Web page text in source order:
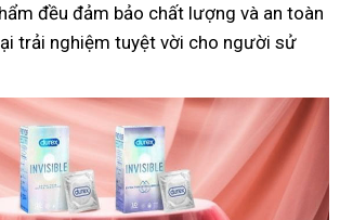
đều đảm bảo chất lượng và an toàn
trải nghiệm tuyệt vời cho người sử